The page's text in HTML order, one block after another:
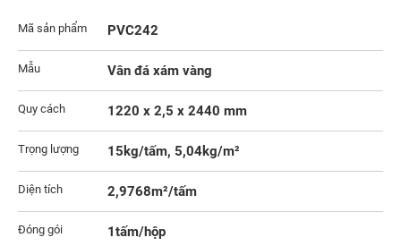
Mã sản phẩm PVC242
Mẫu Vân đá xám vàng
Quy cách 1220 x 2,5 x 2440 mm
Trọng lượng 15kg/tấm, 5,04kg/m²
Diện tích 2,9768m²/tấm
Đóng gói 1tấm/hộp